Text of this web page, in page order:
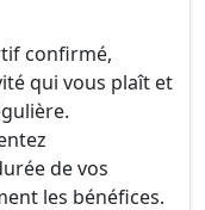
confirmé,
qui vous plaît et
de vos
les bénéfices.